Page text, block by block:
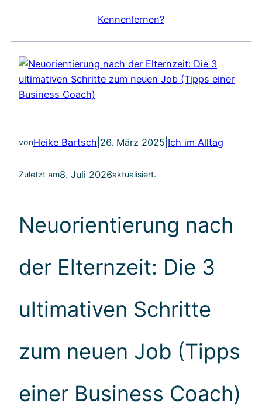
Kennenlernen?
vonHeike Bartsch 26. März 2025 Ich im Alltag
Zuletzt am8. Juli 2026aktualisiert.
Neuorientierung nach
der Elternzeit: Die 3
ultimativen Schritte
zum neuen Job (Tipps
einer Business Coach)